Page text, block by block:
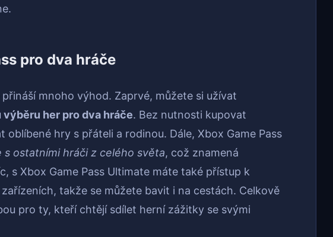
pro dva hráče
mnoho výhod. Zaprvé, můžete si užívat
her pro dva hráče. Bez nutnosti kupovat
hry s přáteli a rodinou. Dále, Xbox Game Pass
s ostatními hráči z celého světa, což znamená
s Xbox Game Pass Ultimate máte také přístup k
takže se můžete bavit i na cestách. Celkově
pro ty, kteří chtějí sdílet herní zážitky se svými